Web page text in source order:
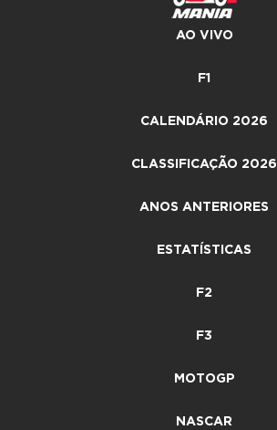
AO VIVO
F1
CALENDÁRIO 2026
CLASSIFICAÇÃO 2026
ANOS ANTERIORES
ESTATÍSTICAS
F2
F3
MOTOGP
NASCAR